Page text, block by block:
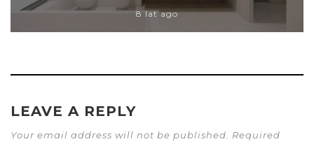
8 lat ago
LEAVE A REPLY
Your email address will not be published. Required